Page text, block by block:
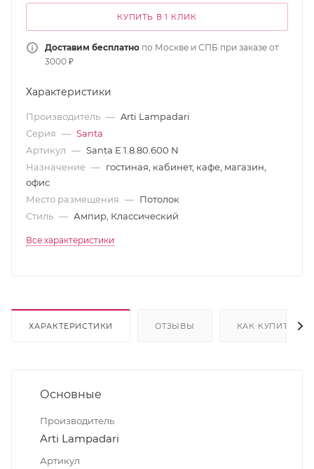
КУПИТЬ В 1 КЛИК
Доставим бесплатно по Москве и СПБ при заказе от
3000 ₽
Характеристики
Производитель — Arti Lampadari
Серия — Santa
Артикул — Santa E 1.8.80.600 N
Назначение — гостиная, кабинет, кафе, магазин,
офис
Место размещения — Потолок
Стиль — Ампир, Классический
Все характеристики
ХАРАКТЕРИСТИКИ ОТЗЫВЫ КАК КУПИТЬ
Основные
Производитель
Arti Lampadari
Артикул